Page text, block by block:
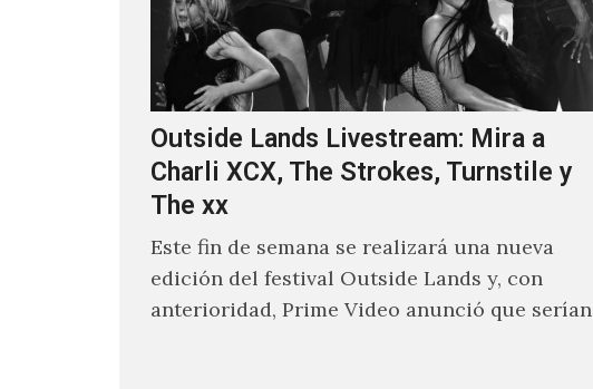
Outside Lands Livestream: Mira a
Charli XCX, The Strokes, Turnstile y
The xx
Este fin de semana se realizará una nueva
edición del festival Outside Lands y, con
anterioridad, Prime Video anunció que serían